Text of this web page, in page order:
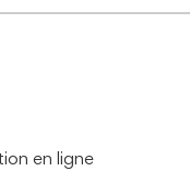
en ligne